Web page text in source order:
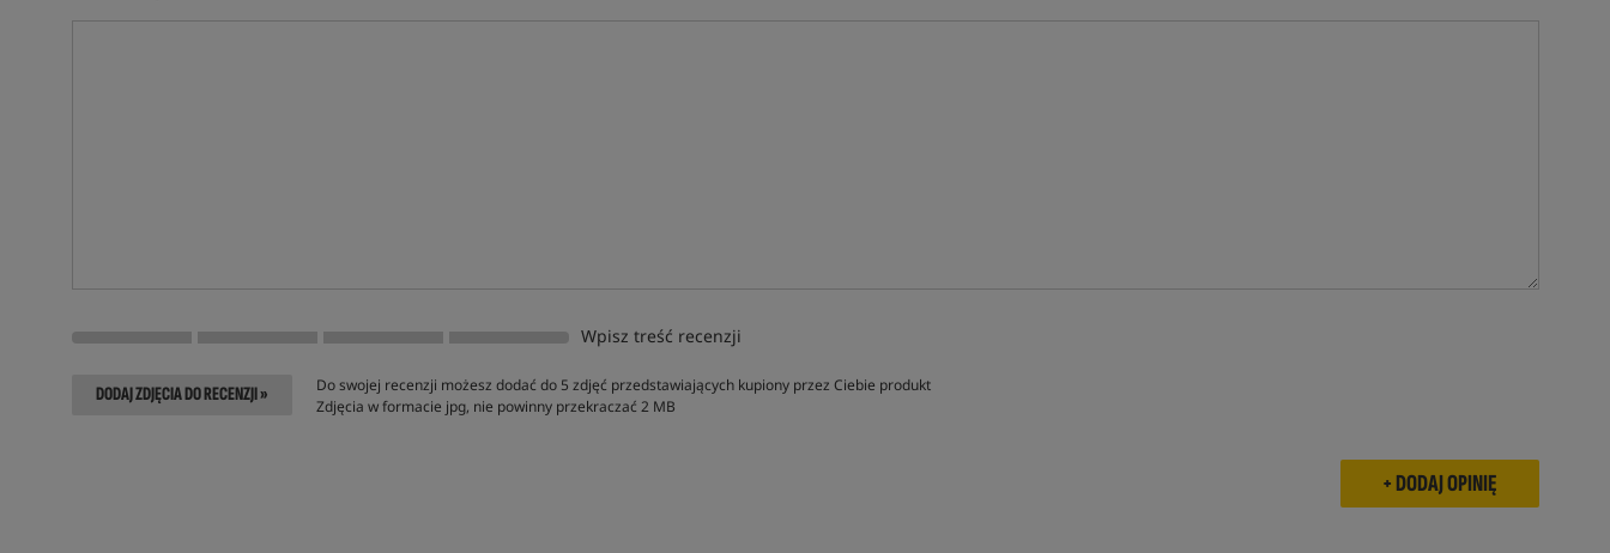
Wpisz treść recenzji
DODAJ ZDJĘCIA DO RECENZJI »
Do swojej recenzji możesz dodać do 5 zdjęć przedstawiających kupiony przez Ciebie produkt
Zdjęcia w formacie jpg, nie powinny przekraczać 2 MB